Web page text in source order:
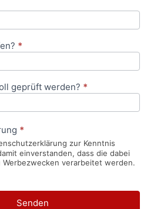
*
geprüft werden? *
*
zur Kenntnis
einverstanden, dass die dabei
verarbeitet werden.
Senden